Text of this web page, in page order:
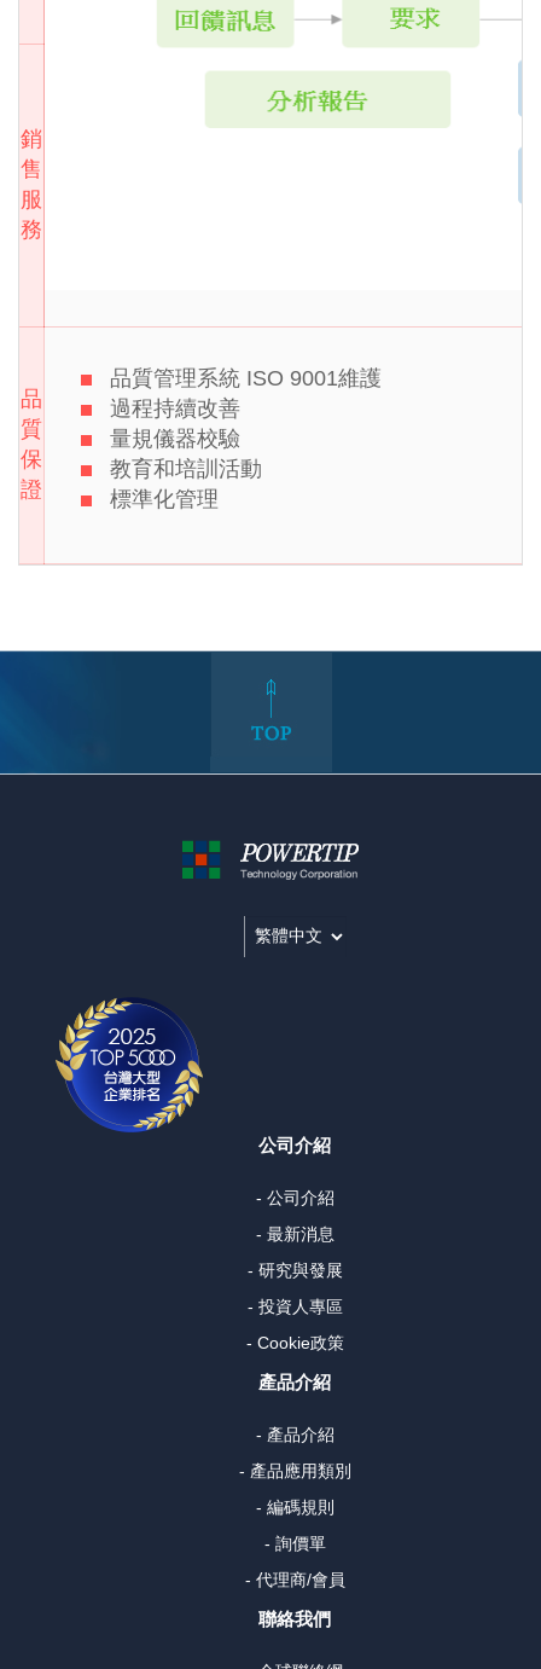
銷
售
服
務
品
質
保
證
品質管理系統 ISO 9001維護
過程持續改善
量規儀器校驗
教育和培訓活動
標準化管理
公司介紹
- 公司介紹
- 最新消息
- 研究與發展
- 投資人專區
- Cookie政策
產品介紹
- 產品介紹
- 產品應用類別
- 編碼規則
- 詢價單
- 代理商/會員
聯絡我們